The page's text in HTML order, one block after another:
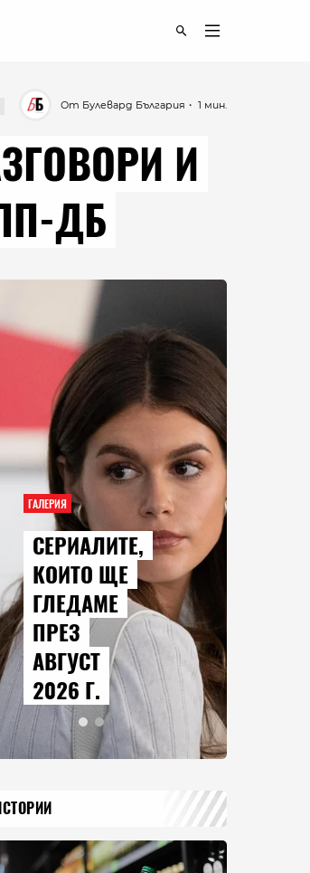
・ 1 мин.
От Булевард България
И
ДБ
ГАЛЕРИЯ
СЕРИАЛИТЕ,
КОИТО ЩЕ
ГЛЕДАМЕ
ПРЕЗ
АВГУСТ
2026 Г.